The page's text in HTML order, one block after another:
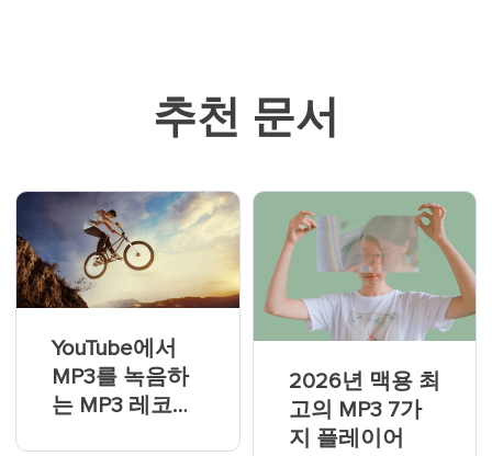
추천 문서
YouTube에서
MP3를 녹음하
는 MP3 레코더
2026년 맥용 최
고의 MP3 7가
지 플레이어